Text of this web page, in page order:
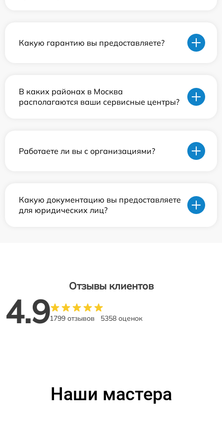
Какую гарантию вы предоставляете?
В каких районах в Москва
располагаются ваши сервисные центры?
Работаете ли вы с организациями?
Какую документацию вы предоставляете
для юридических лиц?
Отзывы клиентов
4.91799 отзывов 5358 оценок
Наши мастера